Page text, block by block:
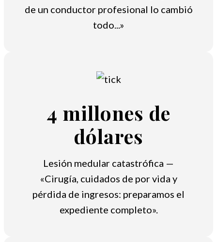
de un conductor profesional lo cambió
todo...»
4 millones de
dólares
Lesión medular catastrófica —
«Cirugía, cuidados de por vida y
pérdida de ingresos: preparamos el
expediente completo».